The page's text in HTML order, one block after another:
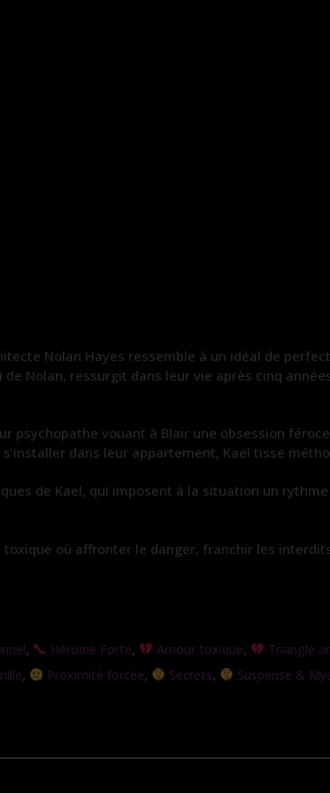
Nolan Hayes ressemble à un idéal de
Nolan, ressurgit dans leur vie après cinq
psychopathe vouant à Blair une obsession
dans leur appartement, Kael tisse
de Kael, qui imposent à la situation un
où affronter le danger, franchir les
, Héroïne Forte, Amour toxique, Triangle
, Proximité forcée, Secrets, Suspense &